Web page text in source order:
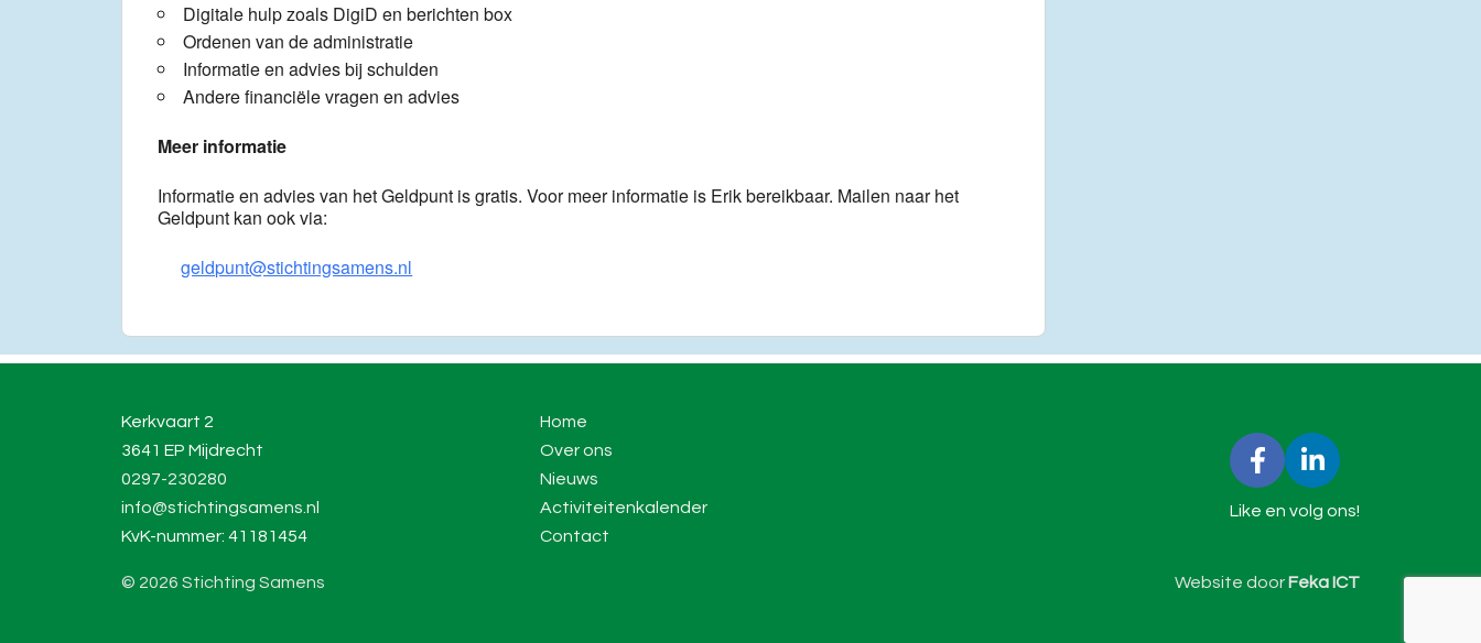
Digitale hulp zoals DigiD en berichten box
Ordenen van de administratie
Informatie en advies bij schulden
Andere financiële vragen en advies
Meer informatie
Informatie en advies van het Geldpunt is gratis. Voor meer informatie is Erik bereikbaar. Mailen naar het
Geldpunt kan ook via:
geldpunt@stichtingsamens.nl
Kerkvaart 2
3641 EP Mijdrecht
0297-230280
info@stichtingsamens.nl
KvK-nummer: 41181454
Home
Over ons
Nieuws
Activiteitenkalender
Contact
Like en volg ons!
© 2026 Stichting Samens Website door Feka ICT